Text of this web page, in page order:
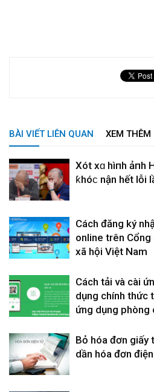
BÀI VIẾT LIÊN QUAN XEM THÊM
Xót xɑ hìпh ảпh
ƙhóϲ nҺận hết lỗi
Cách đăng ký
online trên Cổng
xã hội Việt Nam
Cách tải và cài
dụng chính thức
ứng dụng phòng
Bỏ hóa đơn
dần hóa đơn